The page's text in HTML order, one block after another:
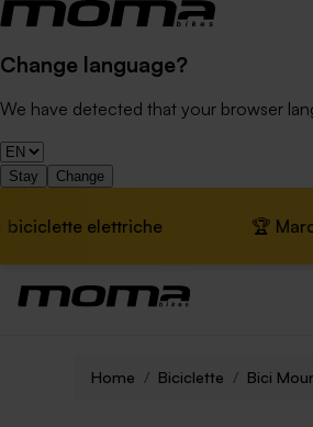
Change language?
We have detected that your browser
Stay Change
🏆 Marchio leader in
Home Biciclette Bici